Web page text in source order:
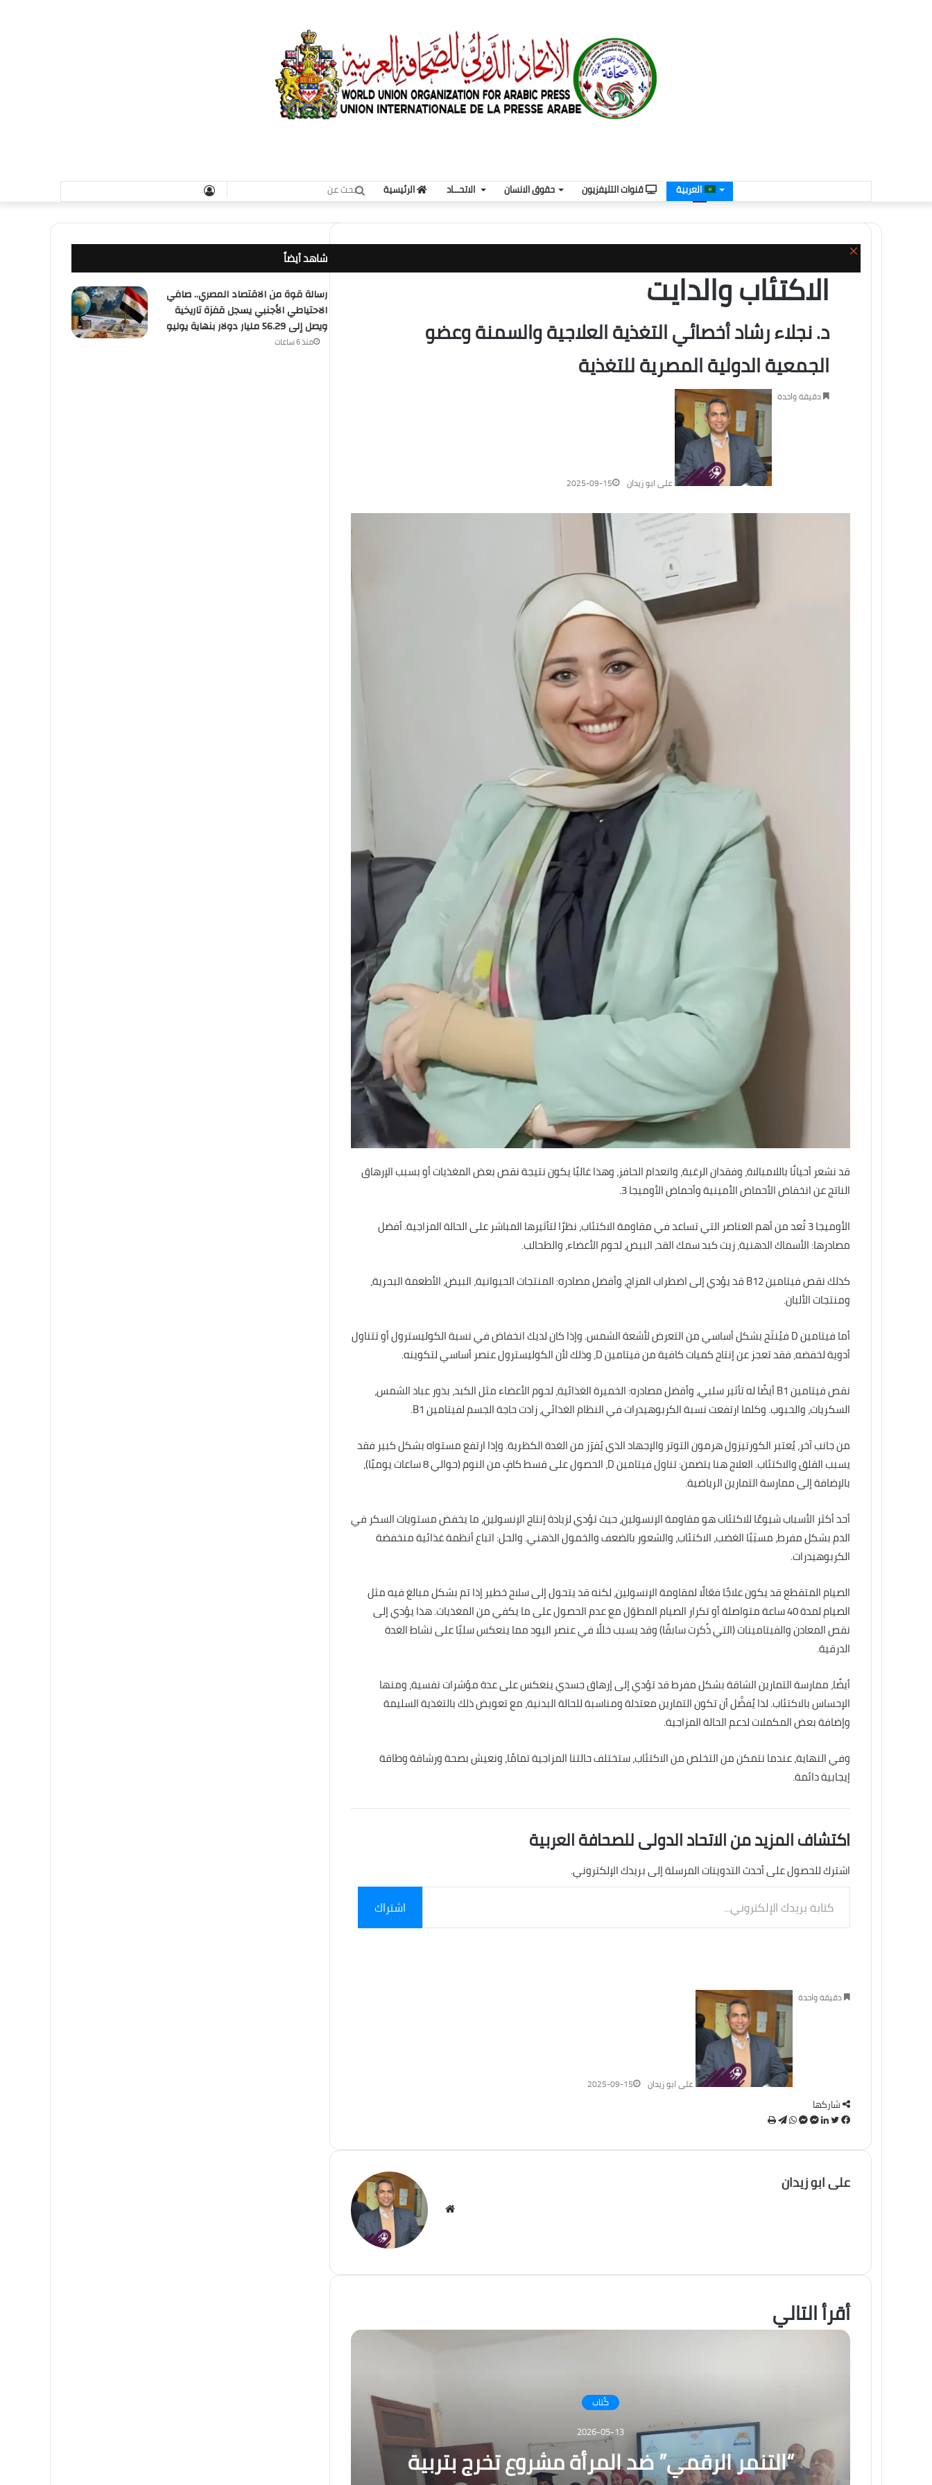
الرئيسية الاتحـــاد حقوق الانسان قنوات التليفزيون العربية
بحث
تسجيل
الاكتئاب والدايت
د. نجلاء رشاد أخصائي التغذية العلاجية والسمنة وعضو
الجمعية الدولية المصرية للتغذية
على ابو زيدان 2025-09-15
دقيقة واحدة
قد نشعر أحيانًا باللامبالاة، وفقدان الرغبة، وانعدام الحافز، وهذا غالبًا يكون نتيجة نقص بعض المغذيات أو بسبب الإرهاق
الناتج عن انخفاض الأحماض الأمينية وأحماض الأوميجا 3.
الأوميجا 3 تُعد من أهم العناصر التي تساعد في مقاومة الاكتئاب، نظرًا لتأثيرها المباشر على الحالة المزاجية. أفضل
مصادرها: الأسماك الدهنية، زيت كبد سمك القد، البيض، لحوم الأعضاء، والطحالب.
كذلك نقص فيتامين B12 قد يؤدي إلى اضطراب المزاج، وأفضل مصادره: المنتجات الحيوانية، البيض، الأطعمة البحرية،
ومنتجات الألبان.
أما فيتامين D فيُنتَج بشكل أساسي من التعرض لأشعة الشمس. وإذا كان لديك انخفاض في نسبة الكوليسترول أو تتناول
أدوية لخفضه، فقد تعجز عن إنتاج كميات كافية من فيتامين D، وذلك لأن الكوليسترول عنصر أساسي لتكوينه.
نقص فيتامين B1 أيضًا له تأثير سلبي، وأفضل مصادره: الخميرة الغذائية، لحوم الأعضاء مثل الكبد، بذور عباد الشمس،
السكريات، والحبوب. وكلما ارتفعت نسبة الكربوهيدرات في النظام الغذائي، زادت حاجة الجسم لفيتامين B1.
من جانب آخر، يُعتبر الكورتيزول هرمون التوتر والإجهاد الذي يُفرَز من الغدة الكظرية. وإذا ارتفع مستواه بشكل كبير فقد
يسبب القلق والاكتئاب. العلاج هنا يتضمن: تناول فيتامين D، الحصول على قسط كافٍ من النوم (حوالي 8 ساعات يوميًا)،
بالإضافة إلى ممارسة التمارين الرياضية.
أحد أكثر الأسباب شيوعًا للاكتئاب هو مقاومة الإنسولين، حيث تؤدي لزيادة إنتاج الإنسولين، ما يخفض مستويات السكر في
الدم بشكل مفرط، مسبّبًا الغضب، الاكتئاب، والشعور بالضعف والخمول الذهني. والحل: اتباع أنظمة غذائية منخفضة
الكربوهيدرات.
الصيام المتقطع قد يكون علاجًا فعّالًا لمقاومة الإنسولين، لكنه قد يتحول إلى سلاح خطير إذا تم بشكل مبالغ فيه مثل
الصيام لمدة 40 ساعة متواصلة أو تكرار الصيام المطوّل مع عدم الحصول على ما يكفي من المغذيات. هذا يؤدي إلى
نقص المعادن والفيتامينات (التي ذُكرت سابقًا) وقد يسبب خللًا في عنصر اليود مما ينعكس سلبًا على نشاط الغدة
الدرقية.
أيضًا، ممارسة التمارين الشاقة بشكل مفرط قد تؤدي إلى إرهاق جسدي ينعكس على عدة مؤشرات نفسية، ومنها
الإحساس بالاكتئاب. لذا يُفضَّل أن تكون التمارين معتدلة ومناسبة للحالة البدنية، مع تعويض ذلك بالتغذية السليمة
وإضافة بعض المكملات لدعم الحالة المزاجية.
وفي النهاية، عندما نتمكن من التخلص من الاكتئاب، ستختلف حالتنا المزاجية تمامًا، ونعيش بصحة ورشاقة وطاقة
إيجابية دائمة.
اكتشاف المزيد من الاتحاد الدولى للصحافة العربية
اشترك للحصول على أحدث التدوينات المرسلة إلى بريدك الإلكتروني.
الإلكتروني...
اشتراك
على ابو زيدان 2025-09-15
دقيقة واحدة
شاركها
فيسبوك
تويترلينكدإن
ماسنجر
ماسنجر
واتسابتيلقرام
طباعة
على ابو زيدان
موقع
الويب
أقرأ التالي
كُتاب
2026-05-13
“التنمر الرقمي” ضد المرأة مشروع تخرج بتربية
شاهد أيضاً إغلاق
رسالة قوة من الاقتصاد المصري.. صافي
الاحتياطي الأجنبي يسجل قفزة تاريخية
ويصل إلى 56.29 مليار دولار بنهاية يوليو
منذ 6 ساعات